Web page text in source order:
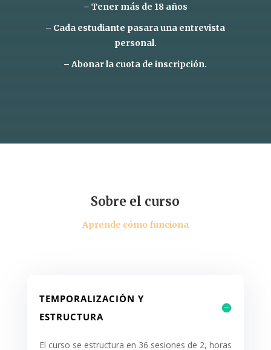
– Tener más de 18 años
– Cada estudiante pasara una entrevista
personal.
– Abonar la cuota de inscripción.
Sobre el curso
Aprende cómo funciona
TEMPORALIZACIÓN Y
ESTRUCTURA
El curso se estructura en 36 sesiones de 2, horas